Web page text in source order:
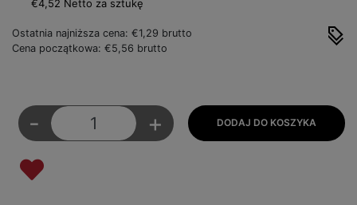
€4,52 Netto za sztukę
Ostatnia najniższa cena: €1,29 brutto
Cena początkowa: €5,56 brutto
- +